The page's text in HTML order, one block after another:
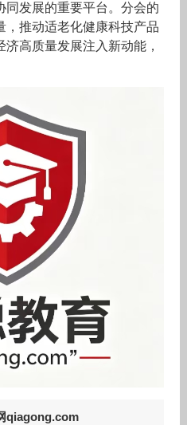
同发展的重要平台。分会的
，推动适老化健康科技产品
高质量发展注入新动能，
qiagong.com